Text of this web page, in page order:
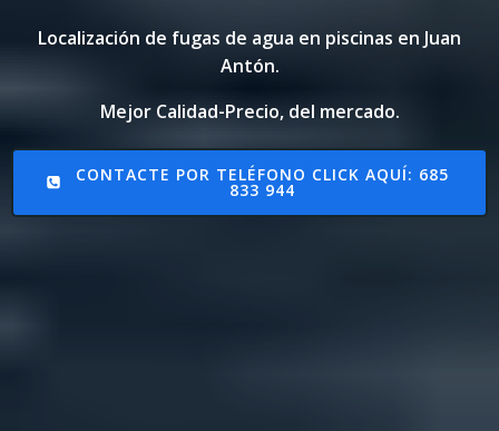
Localización de fugas de agua en piscinas en Juan
Antón.
Mejor Calidad-Precio, del mercado.
CONTACTE POR TELÉFONO CLICK AQUÍ: 685
833 944